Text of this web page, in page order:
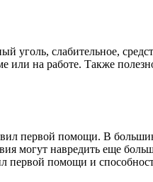
уголь, слабительное,
или на работе. Также
первой помощи. В
могут навредить еще
помощи и